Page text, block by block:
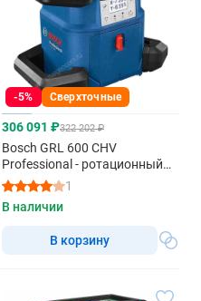
-5% Сверхточные
306 091 ₽322 202 ₽
Bosch GRL 600 CHV
Professional - ротационный
нивелир с красным лучом
1
В наличии
В корзину